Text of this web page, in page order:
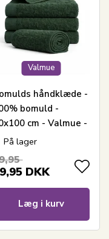
Valmue
håndklæde -
bomuld -
cm - Valmue -
På lager
DKK
Læg i kurv